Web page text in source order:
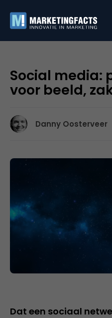
Social media:
voor beeld,
Danny Oosterveer
Dat een sociaal